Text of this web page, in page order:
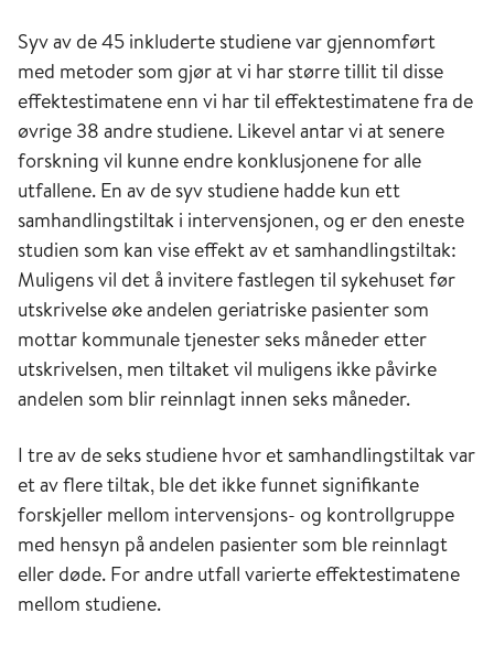
Syv av de 45 inkluderte studiene var gjennomført
med metoder som gjør at vi har større tillit til disse
effektestimatene enn vi har til effektestimatene fra de
øvrige 38 andre studiene. Likevel antar vi at senere
forskning vil kunne endre konklusjonene for alle
utfallene. En av de syv studiene hadde kun ett
samhandlingstiltak i intervensjonen, og er den eneste
studien som kan vise effekt av et samhandlingstiltak:
Muligens vil det å invitere fastlegen til sykehuset før
utskrivelse øke andelen geriatriske pasienter som
mottar kommunale tjenester seks må­ne­der etter
utskrivelsen, men tiltaket vil muligens ikke påvirke
andelen som blir re­inn­lagt innen seks måne­der.
I tre av de seks studiene hvor et samhandlingstiltak var
et av flere tiltak, ble det ikke funnet signifikante
forskjeller mellom intervensjons- og kontrollgruppe
med hensyn på andelen pasienter som ble reinnlagt
eller døde. For andre utfall varierte effektestimatene
mellom studiene.